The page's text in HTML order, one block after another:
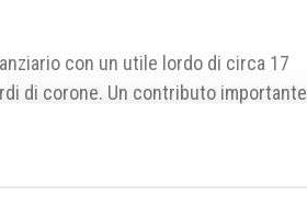
con un utile lordo di circa 17
di corone. Un contributo importante
Net4Gas, che gestisce i gasdotti,